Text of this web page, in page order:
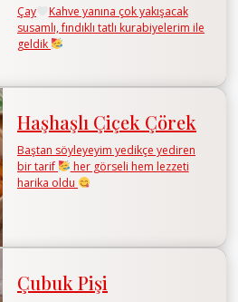
Çay
Kahve yanına çok yakışacak
susamlı, fındıklı tatlı kurabiyelerim ile
geldik
Haşhaşlı Çiçek Çörek
Baştan söyleyeyim yedikçe yediren
bir tarif
her görseli hem lezzeti
harika oldu
Çubuk Pişi